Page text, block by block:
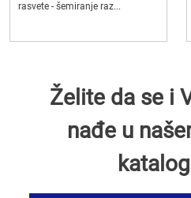
rasvete - šemiranje raz...
Želite da se i
nađe u